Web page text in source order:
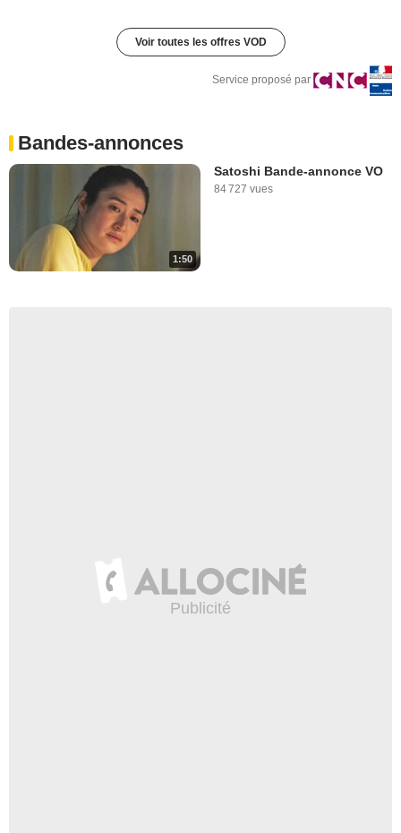
Voir toutes les offres VOD
Service proposé par
Bandes-annonces
1:50
Satoshi Bande-annonce VO
84 727 vues